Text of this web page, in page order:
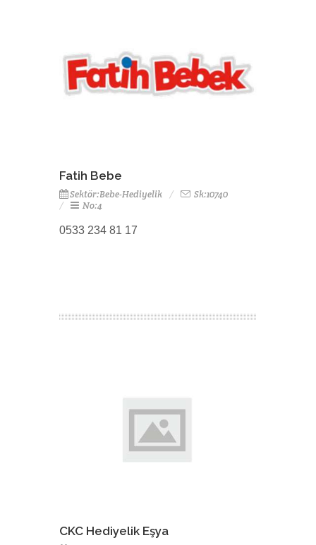
Fatih Bebe
Sektör:Bebe-Hediyelik
Sk:10740
No:4
0533 234 81 17
CKC Hediyelik Eşya